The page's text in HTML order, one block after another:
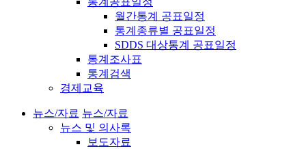
월간통계 공표일정
통계종류별 공표일정
SDDS 대상통계 공표일정
통계조사표
통계검색
경제교육
뉴스/자료 뉴스/자료
뉴스 및 의사록
보도자료